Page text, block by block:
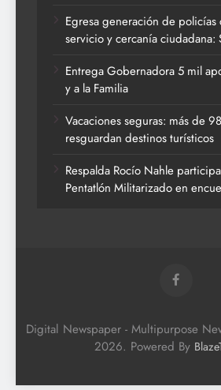
Egresa generación de
servicio y cercanía ciudadana:
Entrega Gobernadora 5 mil
y a la Familia
Vacaciones seguras: más de
resguardan destinos turísticos
Respalda Rocío Nahle
Pentatlón Militarizado en
Digital Newspaper - Multipurpose
2026. Powered By